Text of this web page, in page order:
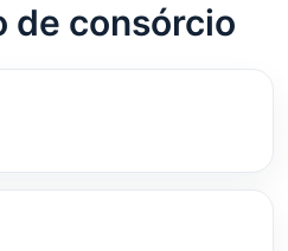
de consórcio